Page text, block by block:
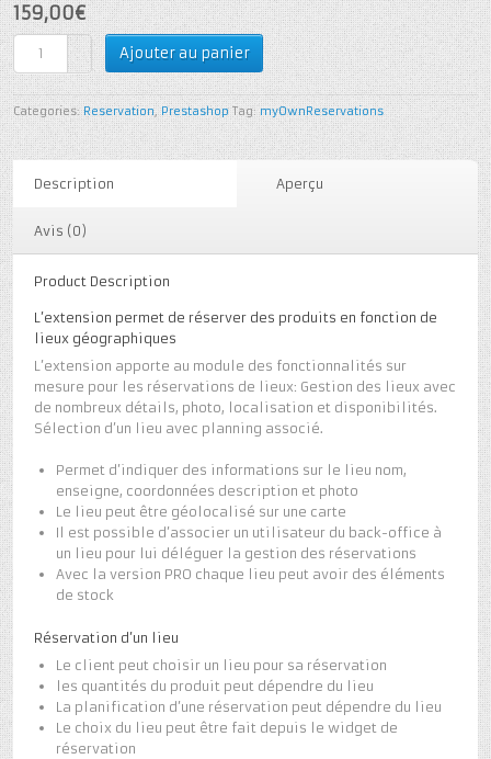
159,00€
Ajouter au panier
Categories:Reservation,Prestashop Tag:myOwnReservations
Description Aperçu
Avis (0)
Product Description
L’extension permet de réserver des produits en fonction de
lieux géographiques
L’extension apporte au module des fonctionnalités sur
mesure pour les réservations de lieux: Gestion des lieux avec
de nombreux détails, photo, localisation et disponibilités.
Sélection d’un lieu avec planning associé.
Permet d’indiquer des informations sur le lieu nom,
enseigne, coordonnées description et photo
Le lieu peut être géolocalisé sur une carte
Il est possible d’associer un utilisateur du back-office à
un lieu pour lui déléguer la gestion des réservations
Avec la version PRO chaque lieu peut avoir des éléments
de stock
Réservation d’un lieu
Le client peut choisir un lieu pour sa réservation
les quantités du produit peut dépendre du lieu
La planification d’une réservation peut dépendre du lieu
Le choix du lieu peut être fait depuis le widget de
réservation